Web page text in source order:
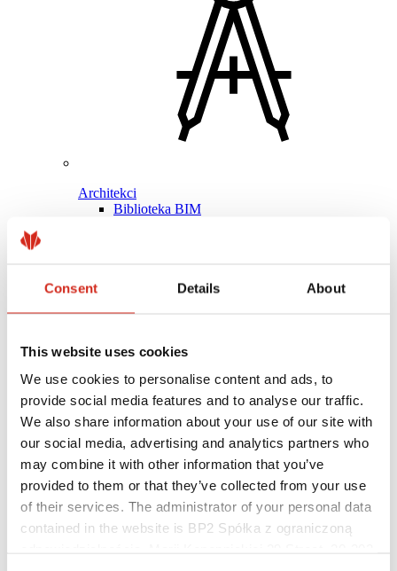
Consent Details About
This website uses cookies
We use cookies to personalise content and ads, to
provide social media features and to analyse our traffic.
We also share information about your use of our site with
our social media, advertising and analytics partners who
may combine it with other information that you’ve
provided to them or that they’ve collected from your use
of their services. The administrator of your personal data
contained in the website is BP2 Spółka z ograniczoną
Architekci
Biblioteka BIM
Pomocne linki